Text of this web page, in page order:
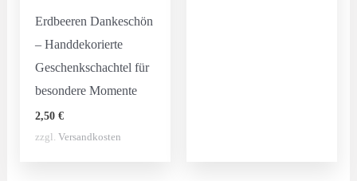
Erdbeeren Dankeschön
– Handdekorierte
Geschenkschachtel für
besondere Momente
2,50 €
zzgl. Versandkosten